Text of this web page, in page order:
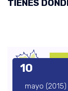
TIENES
10
mayo (2015)